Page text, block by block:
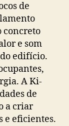
de
concreto
e som
edifício.
A Ki-
de
a criar
e eficientes.